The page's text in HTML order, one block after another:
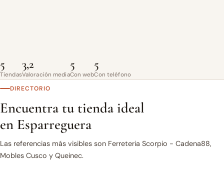
5
Tiendas
3,2
Valoración media
5
Con web
5
Con teléfono
DIRECTORIO
Encuentra tu tienda ideal
en Esparreguera
Las referencias más visibles son Ferreteria Scorpio - Cadena88,
Mobles Cusco y Queinec.